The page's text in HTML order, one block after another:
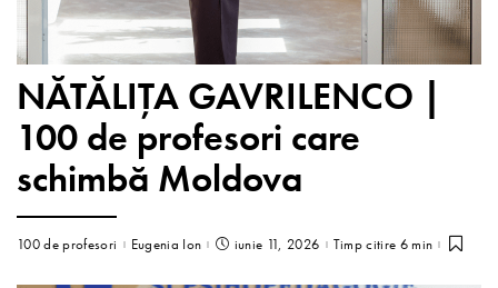
NĂTĂLIȚA GAVRILENCO |
100 de profesori care
schimbă Moldova
100 de profesori Eugenia Ion iunie 11, 2026 Timp citire 6 min